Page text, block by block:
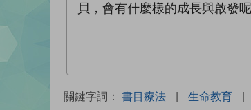
貝，會有什麼樣的成長與啟發
關鍵字詞： 書目療法 | 生命教育 |